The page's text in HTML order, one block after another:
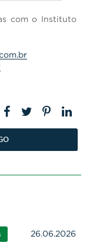
com o Instituto
26.06.2026